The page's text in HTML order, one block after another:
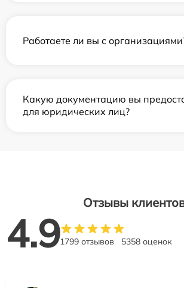
Работаете ли вы с
Какую документацию вы
для юридических лиц?
Отзывы
4.91799 отзывов 5358 оценок